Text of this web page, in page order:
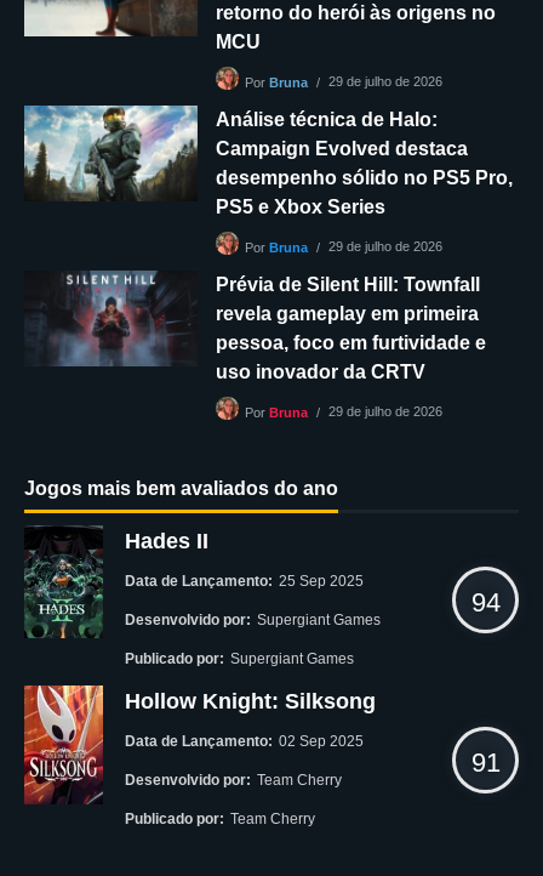
retorno do herói às origens no
MCU
Por Bruna 29 de julho de 2026
Análise técnica de Halo:
Campaign Evolved destaca
desempenho sólido no PS5 Pro,
PS5 e Xbox Series
Por Bruna 29 de julho de 2026
Prévia de Silent Hill: Townfall
revela gameplay em primeira
pessoa, foco em furtividade e
uso inovador da CRTV
Por Bruna 29 de julho de 2026
Jogos mais bem avaliados do ano
Hades II
Data de Lançamento: 25 Sep 2025
Desenvolvido por: Supergiant Games
Publicado por: Supergiant Games
94
Hollow Knight: Silksong
Data de Lançamento: 02 Sep 2025
Desenvolvido por: Team Cherry
Publicado por: Team Cherry
91